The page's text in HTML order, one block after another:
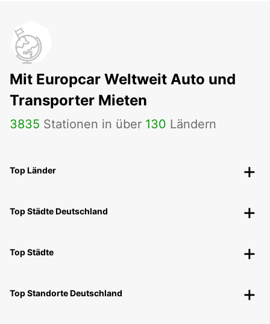
Mit Europcar Weltweit Auto und
Transporter Mieten
3835 Stationen in über 130 Ländern
Top Länder
Top Städte Deutschland
Top Städte
Top Standorte Deutschland